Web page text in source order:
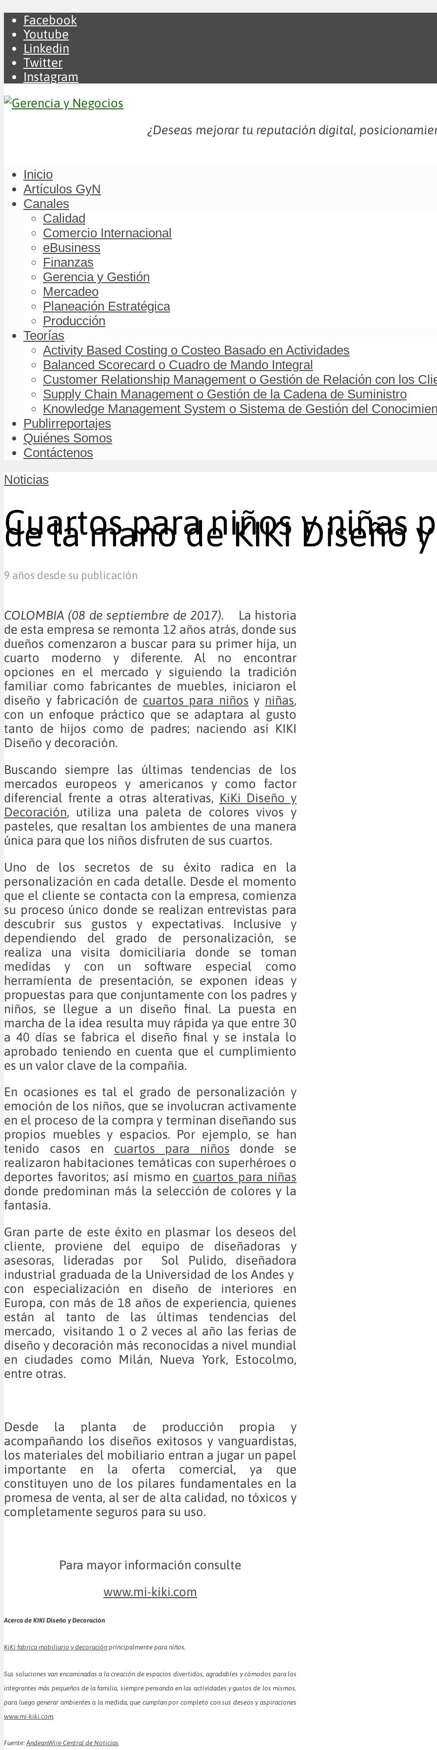
Facebook
Youtube
Linkedin
Twitter
Instagram
¿Deseas mejorar tu reputación digital,
Inicio
Artículos GyN
Canales
Calidad
Comercio Internacional
eBusiness
Finanzas
Gerencia y Gestión
Mercadeo
Planeación Estratégica
Producción
Teorías
Activity Based Costing o Costeo Basado en Actividades
Balanced Scorecard o Cuadro de Mando Integral
Customer Relationship Management o Gestión de Relación con los
Supply Chain Management o Gestión de la Cadena de Suministro
Knowledge Management System o Sistema de Gestión del
Publirreportajes
Quiénes Somos
Contáctenos
Noticias
Cuartos para niños y niñas
de la mano de KIKI Diseño
9 años desde su publicación
COLOMBIA (08 de septiembre de 2017). La historia
de esta empresa se remonta 12 años atrás, donde sus
dueños comenzaron a buscar para su primer hija, un
cuarto moderno y diferente. Al no encontrar
opciones en el mercado y siguiendo la tradición
familiar como fabricantes de muebles, iniciaron el
diseño y fabricación de cuartos para niños y niñas,
con un enfoque práctico que se adaptara al gusto
tanto de hijos como de padres; naciendo así KIKI
Diseño y decoración.
Buscando siempre las últimas tendencias de los
mercados europeos y americanos y como factor
diferencial frente a otras alterativas, KiKi Diseño y
Decoración, utiliza una paleta de colores vivos y
pasteles, que resaltan los ambientes de una manera
única para que los niños disfruten de sus cuartos.
Uno de los secretos de su éxito radica en la
personalización en cada detalle. Desde el momento
que el cliente se contacta con la empresa, comienza
su proceso único donde se realizan entrevistas para
descubrir sus gustos y expectativas. Inclusive y
dependiendo del grado de personalización, se
realiza una visita domiciliaria donde se toman
medidas y con un software especial como
herramienta de presentación, se exponen ideas y
propuestas para que conjuntamente con los padres y
niños, se llegue a un diseño final. La puesta en
marcha de la idea resulta muy rápida ya que entre 30
a 40 días se fabrica el diseño final y se instala lo
aprobado teniendo en cuenta que el cumplimiento
es un valor clave de la compañía.
En ocasiones es tal el grado de personalización y
emoción de los niños, que se involucran activamente
en el proceso de la compra y terminan diseñando sus
propios muebles y espacios. Por ejemplo, se han
tenido casos en cuartos para niños donde se
realizaron habitaciones temáticas con superhéroes o
deportes favoritos; así mismo en cuartos para niñas
donde predominan más la selección de colores y la
fantasía.
Gran parte de este éxito en plasmar los deseos del
cliente, proviene del equipo de diseñadoras y
asesoras, lideradas por Sol Pulido, diseñadora
industrial graduada de la Universidad de los Andes y
con especialización en diseño de interiores en
Europa, con más de 18 años de experiencia, quienes
están al tanto de las últimas tendencias del
mercado, visitando 1 o 2 veces al año las ferias de
diseño y decoración más reconocidas a nivel mundial
en ciudades como Milán, Nueva York, Estocolmo,
entre otras.
Desde la planta de producción propia y
acompañando los diseños exitosos y vanguardistas,
los materiales del mobiliario entran a jugar un papel
importante en la oferta comercial, ya que
constituyen uno de los pilares fundamentales en la
promesa de venta, al ser de alta calidad, no tóxicos y
completamente seguros para su uso.
Para mayor información consulte
www.mi-kiki.com
Acerca de KIKI Diseño y Decoración
KiKi fabrica mobiliario y decoración principalmente para niños.
Sus soluciones van encaminadas ​​a la creación de espacios divertidos, agradables y cómodos para los
integrantes más pequeños de la familia, siempre pensando en las actividades y gustos de los mismos,
para luego generar ambientes a la medida, que cumplan por completo con sus deseos y aspiraciones
www.mi-kiki.com.
Fuente: AndeanWire Central de Noticias